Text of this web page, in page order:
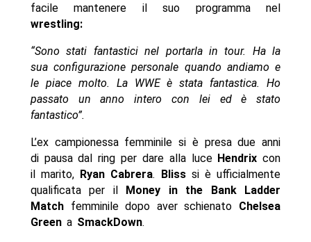
facile mantenere il suo programma nel
wrestling:
“Sono stati fantastici nel portarla in tour. Ha la
sua configurazione personale quando andiamo e
le piace molto. La WWE è stata fantastica. Ho
passato un anno intero con lei ed è stato
fantastico”.
L’ex campionessa femminile si è presa due anni
di pausa dal ring per dare alla luce Hendrix con
il marito, Ryan Cabrera. Blisssi è ufficialmente
qualificata per il
Money in the Bank Ladder
Matchfemminile dopo aver schienato Chelsea
Greena SmackDown.